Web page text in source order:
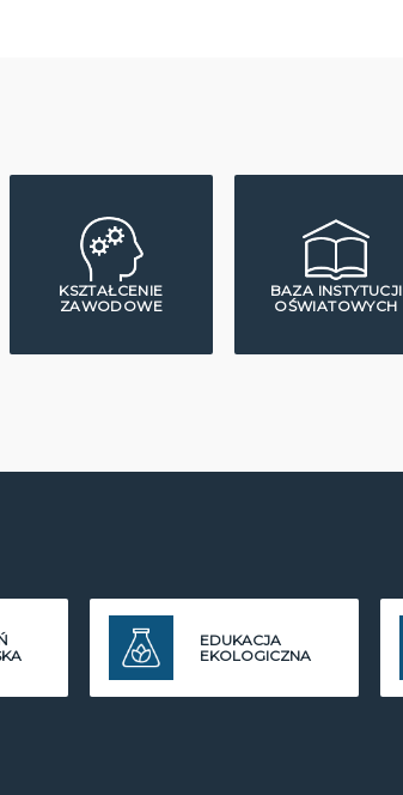
KSZTAŁCENIE
ZAWODOWE
BAZA INSTYTUCJI
OŚWIATOWYCH
EDUKACJA
EKOLOGICZNA